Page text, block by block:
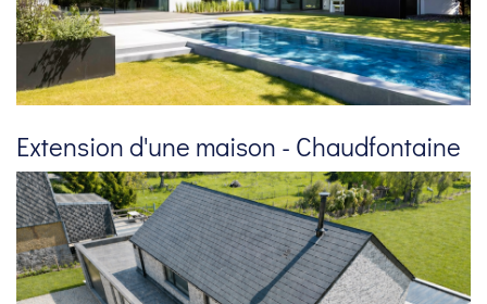
Extension d'une maison - Chaudfontaine